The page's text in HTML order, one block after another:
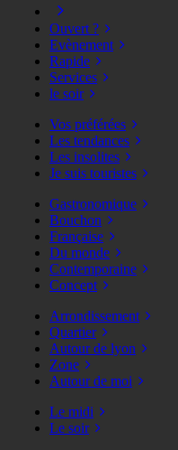
Ouvert ?
Evènement
Rapide
Services
le soir
Vos préférées
Les tendances
Les insolites
Je suis touristes
Gastronomique
Bouchon
Française
Du monde
Contemporaine
Concept
Arrondissement
Quartier
Autour de lyon
Zone
Autour de moi
Le midi
Le soir